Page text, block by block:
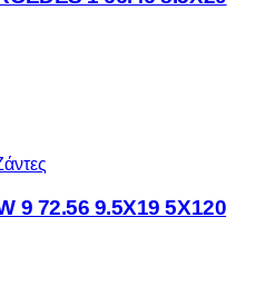
9 72.56 9.5X19 5X120